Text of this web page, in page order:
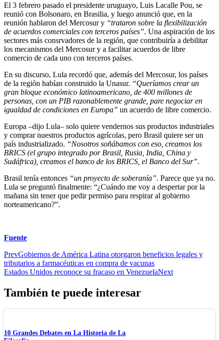
El 3 febrero pasado el presidente uruguayo, Luis Lacalle Pou, se
reunió con Bolsonaro, en Brasilia, y luego anunció que, en la
reunión hablaron del Mercosur y “trataron sobre la flexibilización
de acuerdos comerciales con terceros países”. Una aspiración de los
sectores más consrvadores de la región, que contribuiría a debilitar
los mecanismos del Mercosur y a facilitar acuerdos de libre
comercio de cada uno con terceros países.
En su discurso, Lula recordó que, además del Mercosur, los países
de la región habían construido la Unasur. “Queríamos crear un
gran bloque económico latinoamericano, de 400 millones de
personas, con un PIB razonablemente grande, pare negociar en
igualdad de condiciones en Europa” un acuerdo de libre comercio.
Europa –dijo Lula– solo quiere vendernos sus productos industriales
y comprar nuestros productos agrícolas, pero Brasil quiere ser un
país industrializado. “Nosotros soñábamos con eso, creamos los
BRICS (el grupo integrado por Brasil, Rusia, India, China y
Sudáfrica), creamos el banco de los BRICS, el Banco del Sur”.
Brasil tenía entonces “un proyecto de soberanía”. Parece que ya no.
Lula se preguntó finalmente: “¿Cuándo me voy a despertar por la
mañana sin tener que pedir permiso para respirar al gobierno
norteamericano?”.
Fuente
PrevGobiernos de América Latina otorgaron beneficios legales y
tributarios a farmacéuticas en compra de vacunas
Estados Unidos reconoce su fracaso en VenezuelaNext
También te puede interesar
10 Grandes Debates en La Historia de La